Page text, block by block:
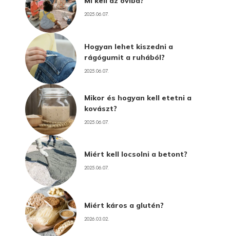
2025.06.07.
Hogyan lehet kiszedni a
rágógumit a ruhából?
2025.06.07.
Mikor és hogyan kell etetni a
kovászt?
2025.06.07.
Miért kell locsolni a betont?
2025.06.07.
Miért káros a glutén?
2026.03.02.